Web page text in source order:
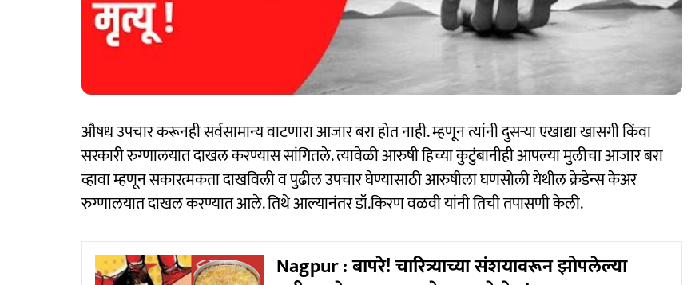
औषध उपचार करूनही सर्वसामान्य वाटणारा आजार बरा होत नाही. म्हणून त्यांनी दुसऱ्या एखाद्या खासगी किंवा
सरकारी रुग्णालयात दाखल करण्यास सांगितले. त्यावेळी आरुषी हिच्या कुटुंबानीही आपल्या मुलीचा आजार बरा
व्हावा म्हणून सकारत्मकता दाखविली व पुढील उपचार घेण्यासाठी आरुषीला घणसोली येथील क्रेडेन्स केअर
रुग्णालयात दाखल करण्यात आले. तिथे आल्यानंतर डॉ.किरण वळवी यांनी तिची तपासणी केली.
Nagpur : बापरे! चारित्र्याच्या संशयावरून झोपलेल्या